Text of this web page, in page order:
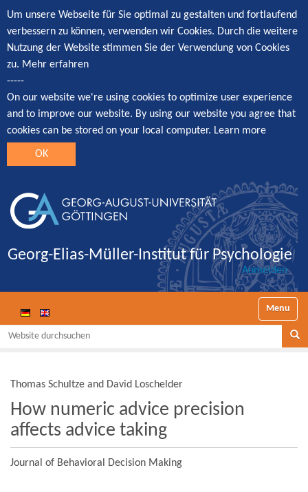
Um unsere Webseite für Sie optimal zu gestalten und fortlaufend
verbessern zu können, verwenden wir Cookies. Durch die weitere
Nutzung der Website stimmen Sie der Verwendung von Cookies
zu. Mehr erfahren
-----
On our website we're using cookies to optimize user experience
and to improve our website. By using our website you agree that
cookies can be stored on your local computer. Learn more
OK
Georg-Elias-Müller-Institut für Psychologie
Anmelden
Website durchsuchen
Thomas Schultze and David Loschelder
How numeric advice precision
affects advice taking
Journal of Behavioral Decision Making